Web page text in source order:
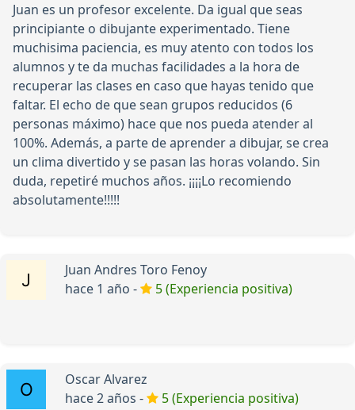
Juan es un profesor excelente. Da igual que seas
principiante o dibujante experimentado. Tiene
muchisima paciencia, es muy atento con todos los
alumnos y te da muchas facilidades a la hora de
recuperar las clases en caso que hayas tenido que
faltar. El echo de que sean grupos reducidos (6
personas máximo) hace que nos pueda atender al
100%. Además, a parte de aprender a dibujar, se crea
un clima divertido y se pasan las horas volando. Sin
duda, repetiré muchos años. ¡¡¡¡Lo recomiendo
absolutamente!!!!!
Juan Andres Toro Fenoy
hace 1 año -
5 (Experiencia positiva)
Oscar Alvarez
hace 2 años -
5 (Experiencia positiva)